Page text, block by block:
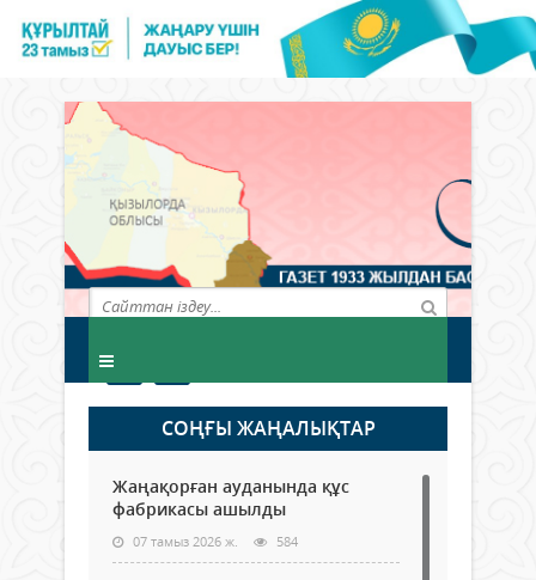
СОҢҒЫ ЖАҢАЛЫҚТАР
Жаңақорған ауданында құс
фабрикасы ашылды
07 тамыз 2026 ж. 584